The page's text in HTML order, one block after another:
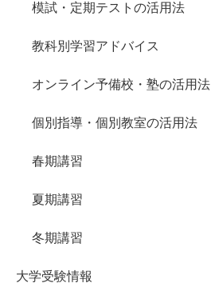
模試・定期テストの活用法
教科別学習アドバイス
オンライン予備校・塾の活用法
個別指導・個別教室の活用法
春期講習
夏期講習
冬期講習
大学受験情報